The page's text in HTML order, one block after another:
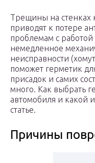
Трещины на стенках
приводят к потере
проблемам с
немедленное
неисправности
поможет герметик
присадок и самих
много. Как выбрать
автомобиля и какой
статье.
Причины